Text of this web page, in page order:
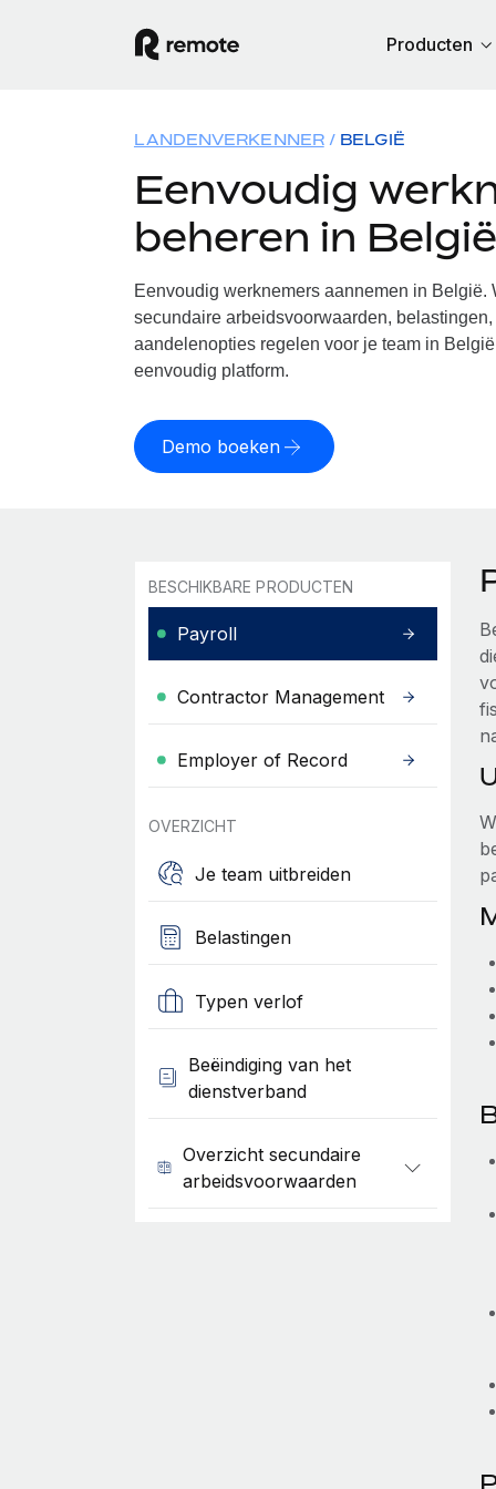
Producten
LANDENVERKENNER BELGIË
Eenvoudig
beheren in België
Eenvoudig werknemers aannemen in België.
secundaire arbeidsvoorwaarden,
aandelenopties regelen voor je team in
eenvoudig platform.
Demo boeken
BESCHIKBARE PRODUCTEN
Payroll
Contractor Management
Employer of Record
OVERZICHT
Je team uitbreiden
Belastingen
Typen verlof
Beëindiging van het
dienstverband
Overzicht secundaire
arbeidsvoorwaarden